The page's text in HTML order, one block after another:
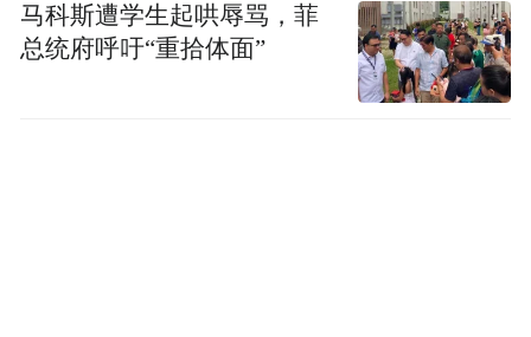
马科斯遭学生起哄辱骂，菲
总统府呼吁“重拾体面”